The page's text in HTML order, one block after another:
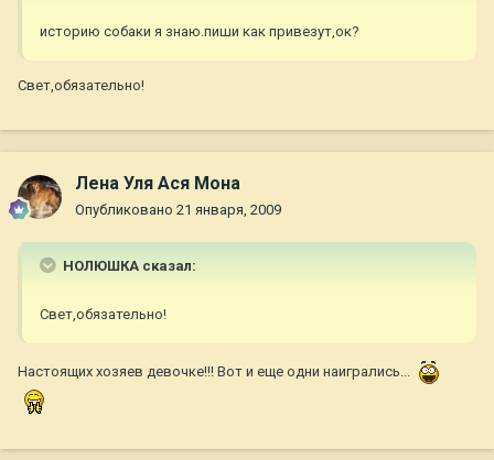
историю собаки я знаю.пиши как привезут,ок?
Свет,обязательно!
Лена Уля Ася Мона
Опубликовано 21 января, 2009
НОЛЮШКА сказал:
Свет,обязательно!
Настоящих хозяев девочке!!! Вот и еще одни наигрались...